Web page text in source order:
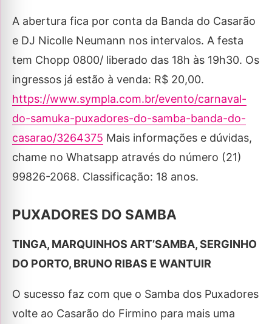
A abertura fica por conta da Banda do Casarão
e DJ Nicolle Neumann nos intervalos. A festa
tem Chopp 0800/ liberado das 18h às 19h30. Os
ingressos já estão à venda: R$ 20,00.
https://www.sympla.com.br/evento/carnaval-
do-samuka-puxadores-do-samba-banda-do-
casarao/3264375 Mais informações e dúvidas,
chame no Whatsapp através do número (21)
99826-2068. Classificação: 18 anos.
PUXADORES DO SAMBA
TINGA, MARQUINHOS ART’SAMBA, SERGINHO
DO PORTO, BRUNO RIBAS E WANTUIR
O sucesso faz com que o Samba dos Puxadores
volte ao Casarão do Firmino para mais uma